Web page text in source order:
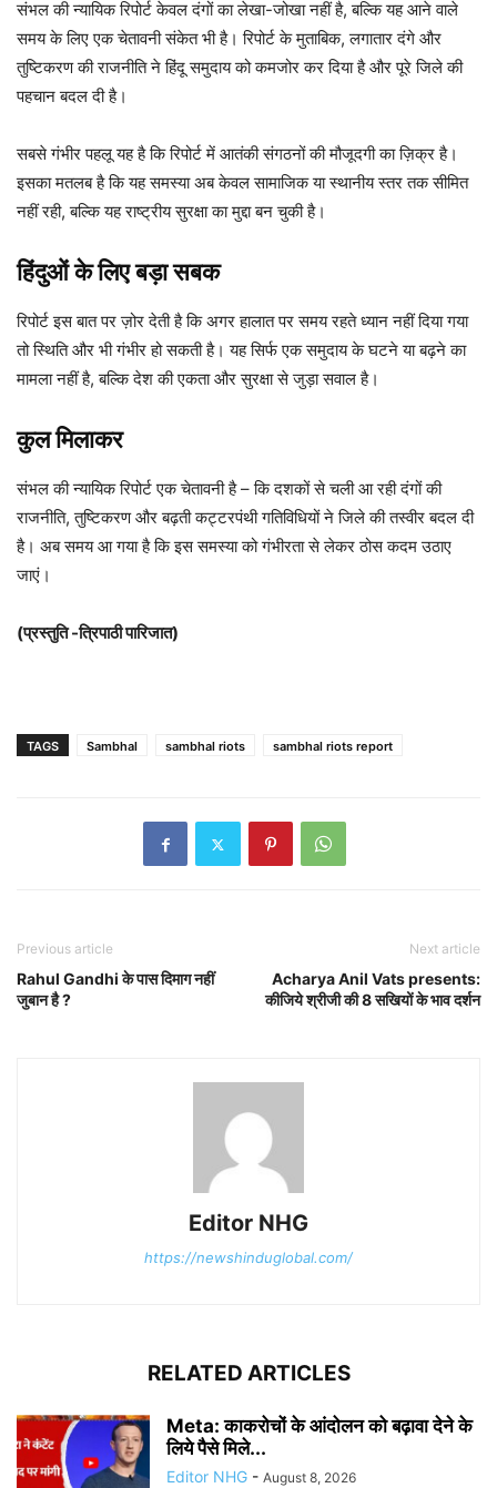
संभल की न्यायिक रिपोर्ट केवल दंगों का लेखा-जोखा नहीं है, बल्कि यह आने वाले
समय के लिए एक चेतावनी संकेत भी है। रिपोर्ट के मुताबिक, लगातार दंगे और
तुष्टिकरण की राजनीति ने हिंदू समुदाय को कमजोर कर दिया है और पूरे जिले की
पहचान बदल दी है।
सबसे गंभीर पहलू यह है कि रिपोर्ट में आतंकी संगठनों की मौजूदगी का ज़िक्र है।
इसका मतलब है कि यह समस्या अब केवल सामाजिक या स्थानीय स्तर तक सीमित
नहीं रही, बल्कि यह राष्ट्रीय सुरक्षा का मुद्दा बन चुकी है।
हिंदुओं के लिए बड़ा सबक
रिपोर्ट इस बात पर ज़ोर देती है कि अगर हालात पर समय रहते ध्यान नहीं दिया गया
तो स्थिति और भी गंभीर हो सकती है। यह सिर्फ एक समुदाय के घटने या बढ़ने का
मामला नहीं है, बल्कि देश की एकता और सुरक्षा से जुड़ा सवाल है।
कुल मिलाकर
संभल की न्यायिक रिपोर्ट एक चेतावनी है – कि दशकों से चली आ रही दंगों की
राजनीति, तुष्टिकरण और बढ़ती कट्टरपंथी गतिविधियों ने जिले की तस्वीर बदल दी
है। अब समय आ गया है कि इस समस्या को गंभीरता से लेकर ठोस कदम उठाए
जाएं।
(प्रस्तुति -त्रिपाठी पारिजात)
TAGS Sambhal sambhal riots sambhal riots report
Previous article
Rahul Gandhi के पास दिमाग नहीं
जुबान है ?
Next article
Acharya Anil Vats presents:
कीजिये श्रीजी की 8 सखियों के भाव दर्शन
Editor NHG
https://newshinduglobal.com/
RELATED ARTICLES
Meta: काकरोचों के आंदोलन को बढ़ावा देने के
लिये पैसे मिले...
Editor NHG - August 8, 2026